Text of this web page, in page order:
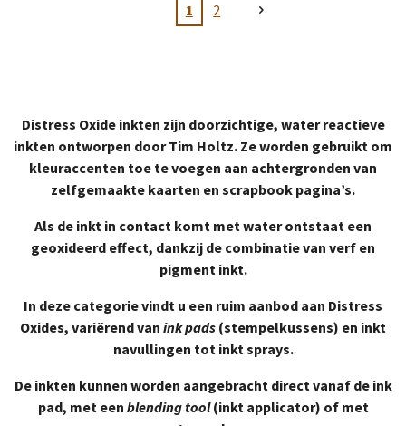
1 2
Distress Oxide inkten zijn doorzichtige, water reactieve
inkten ontworpen door Tim Holtz. Ze worden gebruikt om
kleuraccenten toe te voegen aan achtergronden van
zelfgemaakte kaarten en scrapbook pagina’s.
Als de inkt in contact komt met water ontstaat een
geoxideerd effect, dankzij de combinatie van verf en
pigment inkt.
In deze categorie vindt u een ruim aanbod aan Distress
Oxides, variërend van ink pads (stempelkussens) en inkt
navullingen tot inkt sprays.
De inkten kunnen worden aangebracht direct vanaf de ink
pad, met een blending tool(inkt applicator) of met